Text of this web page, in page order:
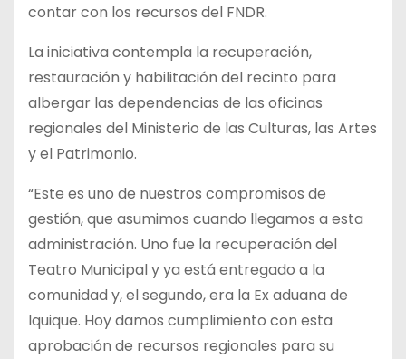
contar con los recursos del FNDR.
La iniciativa contempla la recuperación,
restauración y habilitación del recinto para
albergar las dependencias de las oficinas
regionales del Ministerio de las Culturas, las Artes
y el Patrimonio.
“Este es uno de nuestros compromisos de
gestión, que asumimos cuando llegamos a esta
administración. Uno fue la recuperación del
Teatro Municipal y ya está entregado a la
comunidad y, el segundo, era la Ex aduana de
Iquique. Hoy damos cumplimiento con esta
aprobación de recursos regionales para su